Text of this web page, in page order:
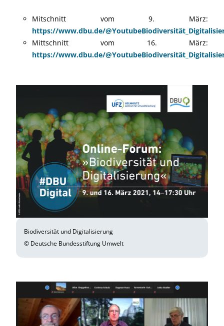
Mitschnitt vom 9. März:
https://www.dbu.de/
Mittschnitt vom 16. März:
https://www.dbu.de/
Biodiversität und Digitalisierung
© Deutsche Bundesstiftung Umwelt